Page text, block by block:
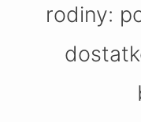
rodiny: